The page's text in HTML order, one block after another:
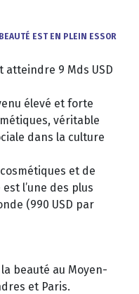
EST EN PLEIN ESSOR
atteindre 9 Mds USD
élevé et forte
véritable
dans la culture
et de
l’une des plus
(990 USD par
beauté au Moyen-
et Paris.